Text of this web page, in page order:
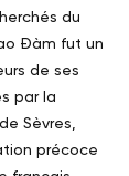
du
Đàm fut un
de ses
par la
Sèvres,
précoce